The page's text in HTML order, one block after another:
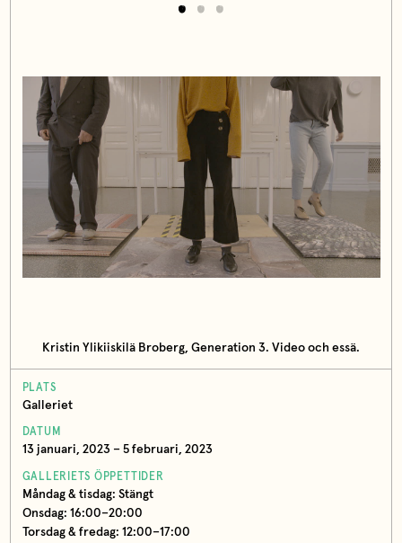
Kristin Ylikiiskilä Broberg, Generation 3. Video och essä.
PLATS
Galleriet
DATUM
13 januari, 2023 – 5 februari, 2023
GALLERIETS ÖPPETTIDER
Måndag & tisdag: Stängt
Onsdag: 16:00–20:00
Torsdag & fredag: 12:00–17:00